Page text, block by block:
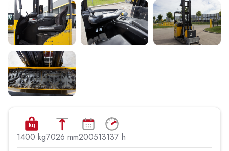
kg
1400 kg7026 mm200513137 h